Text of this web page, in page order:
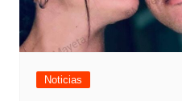
Noticias